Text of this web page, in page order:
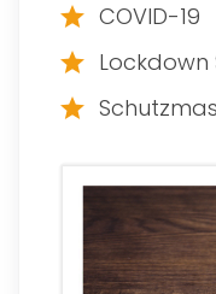
star COVID-19
star Lockdown
star